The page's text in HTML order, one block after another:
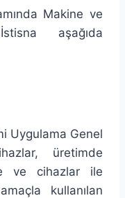
Makine ve
aşağıda
Uygulama Genel
üretimde
ve cihazlar ile
kullanılan